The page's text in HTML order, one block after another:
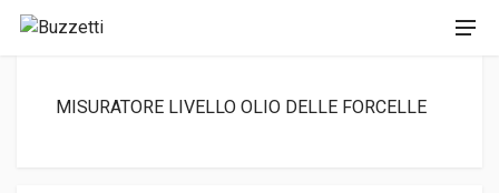
MISURATORE LIVELLO OLIO DELLE FORCELLE